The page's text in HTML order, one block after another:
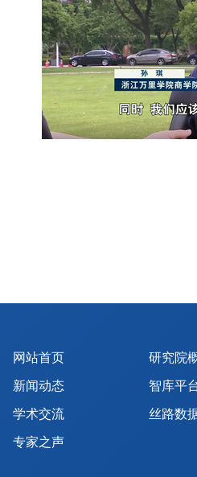
网站首页 研究院
新闻动态 智库平
学术交流 丝路数
专家之声